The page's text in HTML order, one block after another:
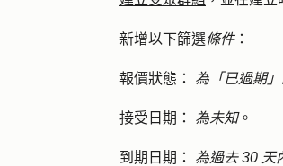
新增以下篩選條件：
報價狀態： 為「已過期
接受日期： 為未知。
到期日期： 為過去 30 天